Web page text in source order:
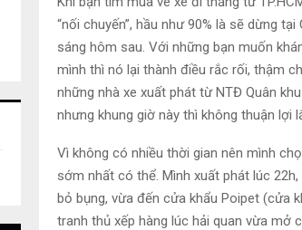
“nối chuyến”, hầu như 90% là sẽ dừng
sáng hôm sau. Với những bạn muốn
mình thì nó lại thành điều rắc rối, thậm
những nhà xe xuất phát từ NTĐ Quân
nhưng khung giờ này thì không thuận lợi
Vì không có nhiều thời gian nên mình
sớm nhất có thể. Mình xuất phát lúc
bỏ bụng, vừa đến cửa khẩu Poipet (cửa
tranh thủ xếp hàng lúc hải quan vừa mở